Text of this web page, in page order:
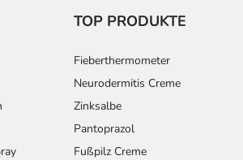
TOP PRODUKTE
Fieberthermometer
Neurodermitis Creme
Zinksalbe
Pantoprazol
Fußpilz Creme